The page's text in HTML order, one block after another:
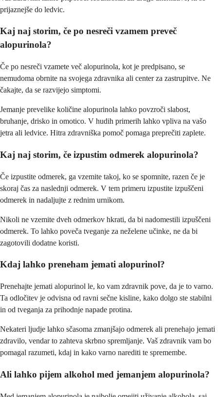
prijaznejše do ledvic.
Kaj naj storim, če po nesreči vzamem preveč
alopurinola?
Če po nesreči vzamete več alopurinola, kot je predpisano, se
nemudoma obrnite na svojega zdravnika ali center za zastrupitve. Ne
čakajte, da se razvijejo simptomi.
Jemanje prevelike količine alopurinola lahko povzroči slabost,
bruhanje, drisko in omotico. V hudih primerih lahko vpliva na vašo
jetra ali ledvice. Hitra zdravniška pomoč pomaga preprečiti zaplete.
Kaj naj storim, če izpustim odmerek alopurinola?
Če izpustite odmerek, ga vzemite takoj, ko se spomnite, razen če je
skoraj čas za naslednji odmerek. V tem primeru izpustite izpuščeni
odmerek in nadaljujte z rednim urnikom.
Nikoli ne vzemite dveh odmerkov hkrati, da bi nadomestili izpuščeni
odmerek. To lahko poveča tveganje za neželene učinke, ne da bi
zagotovili dodatne koristi.
Kdaj lahko preneham jemati alopurinol?
Prenehajte jemati alopurinol le, ko vam zdravnik pove, da je to varno.
Ta odločitev je odvisna od ravni sečne kisline, kako dolgo ste stabilni
in od tveganja za prihodnje napade protina.
Nekateri ljudje lahko sčasoma zmanjšajo odmerek ali prenehajo jemati
zdravilo, vendar to zahteva skrbno spremljanje. Vaš zdravnik vam bo
pomagal razumeti, kdaj in kako varno narediti te spremembe.
Ali lahko pijem alkohol med jemanjem alopurinola?